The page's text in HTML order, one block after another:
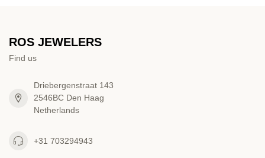
ROS JEWELERS
Find us
Driebergenstraat 143
2546BC Den Haag
Netherlands
+31 703294943